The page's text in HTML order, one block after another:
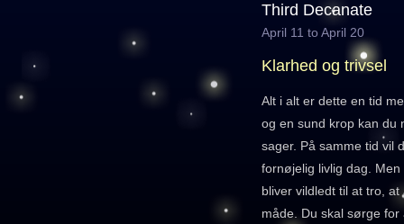
Third Decanate
April 11 to April 20
Klarhed og trivsel
Alt i alt er dette en tid
og en sund krop kan du
sager. På samme tid vil
fornøjelig livlig dag.
bliver vildledt til at tro,
måde. Du skal sørge